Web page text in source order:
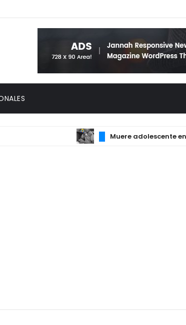
Muere adolescente en